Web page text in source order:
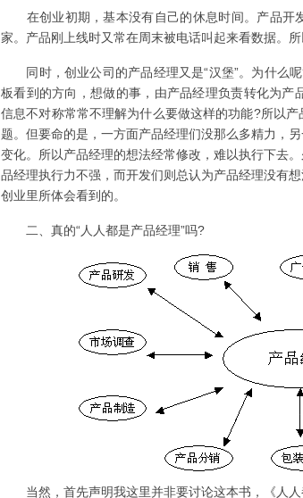
在创业初期，基本没有自己的休息时间。产品开
家。产品刚上线时又常在周末被电话叫起来看数据。所
同时，创业公司的产品经理又是“汉堡”。为什么
板看到的方向，想做的事，由产品经理负责转化为
信息不对称常常不理解为什么要做这样的功能?所以
题。但要命的是，一方面产品经理们没那么多精力，
变化。所以产品经理的想法经常修改，难以执行下去
品经理执行力不强，而开发们则总认为产品经理没有
创业里所体会看到的。
二、真的“人人都是产品经理”吗?
当然，首先声明我这里并非要讨论这本书，《人人